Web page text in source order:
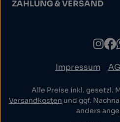
ZAHLUNG & VERSAND
Impressum
Alle Preise inkl. gesetzl.
Versandkosten und ggf.
anders